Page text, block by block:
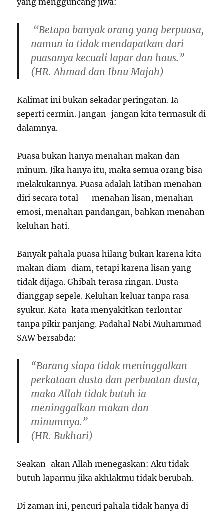
yang mengguncang jiwa:
“Betapa banyak orang yang berpuasa,
namun ia tidak mendapatkan dari
puasanya kecuali lapar dan haus.”
(HR. Ahmad dan Ibnu Majah)
Kalimat ini bukan sekadar peringatan. Ia
seperti cermin. Jangan-jangan kita termasuk di
dalamnya.
Puasa bukan hanya menahan makan dan
minum. Jika hanya itu, maka semua orang bisa
melakukannya. Puasa adalah latihan menahan
diri secara total — menahan lisan, menahan
emosi, menahan pandangan, bahkan menahan
keluhan hati.
Banyak pahala puasa hilang bukan karena kita
makan diam-diam, tetapi karena lisan yang
tidak dijaga. Ghibah terasa ringan. Dusta
dianggap sepele. Keluhan keluar tanpa rasa
syukur. Kata-kata menyakitkan terlontar
tanpa pikir panjang. Padahal Nabi Muhammad
SAW bersabda:
“Barang siapa tidak meninggalkan
perkataan dusta dan perbuatan dusta,
maka Allah tidak butuh ia
meninggalkan makan dan
minumnya.”
(HR. Bukhari)
Seakan-akan Allah menegaskan: Aku tidak
butuh laparmu jika akhlakmu tidak berubah.
Di zaman ini, pencuri pahala tidak hanya di